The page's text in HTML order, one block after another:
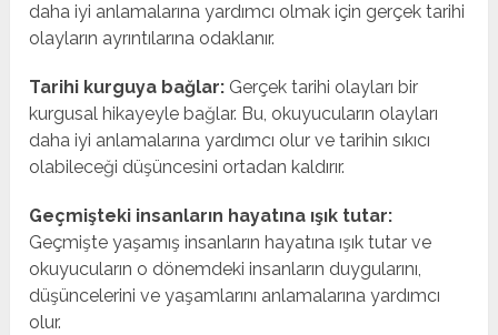
daha iyi anlamalarına yardımcı olmak için gerçek tarihi
olayların ayrıntılarına odaklanır.
Tarihi kurguya bağlar: Gerçek tarihi olayları bir
kurgusal hikayeyle bağlar. Bu, okuyucuların olayları
daha iyi anlamalarına yardımcı olur ve tarihin sıkıcı
olabileceği düşüncesini ortadan kaldırır.
Geçmişteki insanların hayatına ışık tutar:
Geçmişte yaşamış insanların hayatına ışık tutar ve
okuyucuların o dönemdeki insanların duygularını,
düşüncelerini ve yaşamlarını anlamalarına yardımcı
olur.